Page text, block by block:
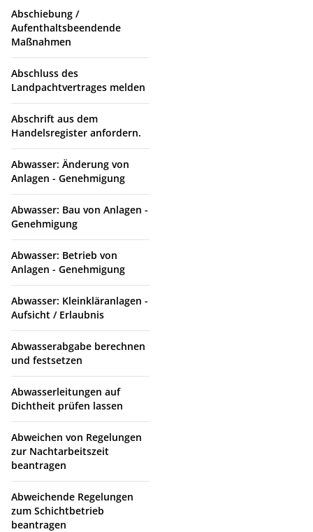
Abschiebung /
Aufenthaltsbeendende
Maßnahmen
Abschluss des
Landpachtvertrages melden
Abschrift aus dem
Handelsregister anfordern.
Abwasser: Änderung von
Anlagen - Genehmigung
Abwasser: Bau von Anlagen -
Genehmigung
Abwasser: Betrieb von
Anlagen - Genehmigung
Abwasser: Kleinkläranlagen -
Aufsicht / Erlaubnis
Abwasserabgabe berechnen
und festsetzen
Abwasserleitungen auf
Dichtheit prüfen lassen
Abweichen von Regelungen
zur Nachtarbeitszeit
beantragen
Abweichende Regelungen
zum Schichtbetrieb
beantragen